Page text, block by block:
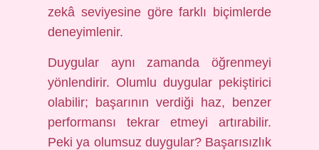
zekâ seviyesine göre farklı biçimlerde
deneyimlenir.
Duygular aynı zamanda öğrenmeyi
yönlendirir. Olumlu duygular pekiştirici
olabilir; başarının verdiği haz, benzer
performansı tekrar etmeyi artırabilir.
Peki ya olumsuz duygular? Başarısızlık